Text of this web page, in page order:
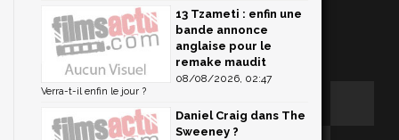
13 Tzameti : enfin une
bande annonce
anglaise pour le
remake maudit
08/08/2026, 02:47
Verra-t-il enfin le jour ?
Daniel Craig dans The
Sweeney ?